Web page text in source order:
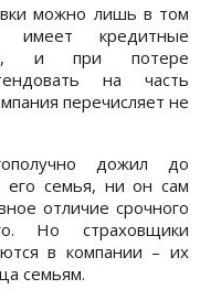
можно лишь в том
имеет кредитные
и при потере
на часть
перечисляет не
дожил до
его семья, ни он сам
отличие срочного
Но страховщики
в компании – их
семьям.